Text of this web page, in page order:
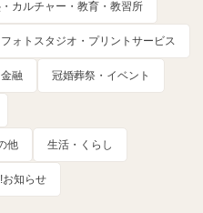
カルチャー・教育・教習所
フォトスタジオ・プリントサービス
融 冠婚葬祭・イベント
他 生活・くらし
知らせ